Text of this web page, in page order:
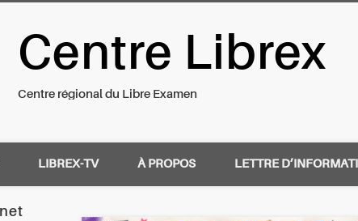
du Libre Examen
Centre Librex
Centre régional du Libre Examen
LIBREX-TV À PROPOS LETTRE